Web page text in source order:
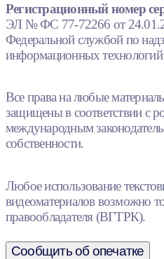
Регистрационный номер
ЭЛ № ФС 77-72266 от
Федеральной службой по
информационных
Все права на любые
защищены в соответствии с
международным
собственности.
Любое использование
видеоматериалов возможно
правообладателя (ВГТРК).
Сообщить об опечатке